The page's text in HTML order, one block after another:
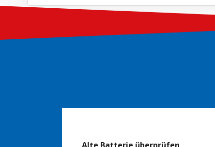
Alte Batterie überprüfen